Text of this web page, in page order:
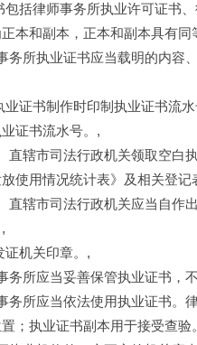
包括律师事务所执业许可证书
本和副本，正本和副本具有同
务所执业证书应当载明的内
业证书制作时印制执业证书流
证书流水号。,
直辖市司法行政机关领取空
使用情况统计表》及相关登记
直辖市司法行政机关应当自作
证机关印章。,
务所应当妥善保管执业证书，
务所应当依法使用执业证书
；执业证书副本用于接受查验